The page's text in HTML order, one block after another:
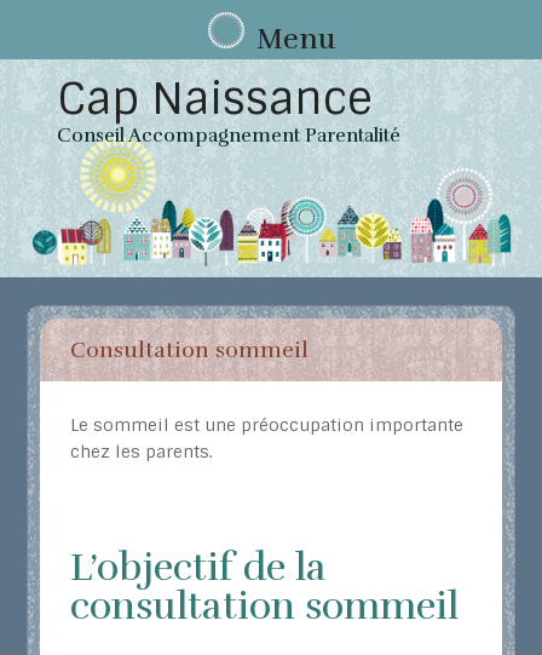
Menu
Skip to content
Cap Naissance
Conseil Accompagnement Parentalité
Consultation sommeil
Le sommeil est une préoccupation importante
chez les parents.
L’objectif de la
consultation sommeil